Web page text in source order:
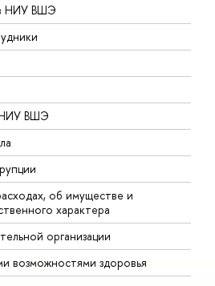
НИУ ВШЭ
НИУ ВШЭ
об имуществе и
характера
организации
возможностями здоровья